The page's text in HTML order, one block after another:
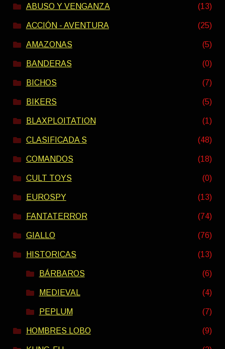
ABUSO Y VENGANZA (13)
ACCIÓN - AVENTURA (25)
AMAZONAS (5)
BANDERAS (0)
BICHOS (7)
BIKERS (5)
BLAXPLOITATION (1)
CLASIFICADA S (48)
COMANDOS (18)
CULT TOYS (0)
EUROSPY (13)
FANTATERROR (74)
GIALLO (76)
HISTORICAS (13)
BÁRBAROS (6)
MEDIEVAL (4)
PEPLUM (7)
HOMBRES LOBO (9)